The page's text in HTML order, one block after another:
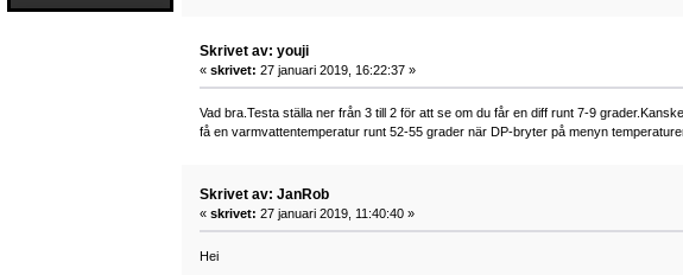
Skrivet av: youji
« skrivet: 27 januari 2019, 16:22:37 »
Vad bra.Testa ställa ner från 3 till 2 för att se om du får en diff runt 7-9
få en varmvattentemperatur runt 52-55 grader när DP-bryter på menyn
Skrivet av: JanRob
« skrivet: 27 januari 2019, 11:40:40 »
Hei